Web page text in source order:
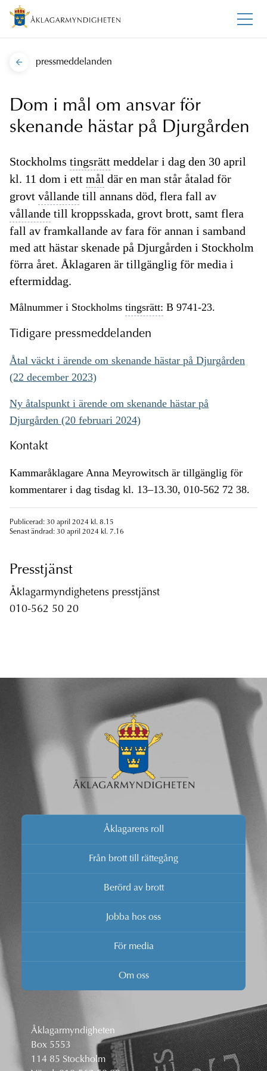
pressmeddelanden
Dom i mål om ansvar för
skenande hästar på Djurgården
Stockholms tingsrätt meddelar i dag den 30 april
kl. 11 dom i ett mål där en man står åtalad för
grovt vållande till annans död, flera fall av
vållande till kroppsskada, grovt brott, samt flera
fall av framkallande av fara för annan i samband
med att hästar skenade på Djurgården i Stockholm
förra året. Åklagaren är tillgänglig för media i
eftermiddag.
Målnummer i Stockholms tingsrätt: B 9741-23.
Tidigare pressmeddelanden
Åtal väckt i ärende om skenande hästar på Djurgården
(22 december 2023)
Ny åtalspunkt i ärende om skenande hästar på
Djurgården (20 februari 2024)
Kontakt
Kammaråklagare Anna Meyrowitsch är tillgänglig för
kommentarer i dag tisdag kl. 13–13.30, 010-562 72 38.
Publicerad: 30 april 2024 kl. 8.15
Senast ändrad: 30 april 2024 kl. 7.16
Presstjänst
Åklagarmyndighetens presstjänst
010-562 50 20
Åklagarens roll
Från brott till rättegång
Berörd av brott
Jobba hos oss
För media
Om oss
Åklagarmyndigheten
Box 5553
114 85 Stockholm